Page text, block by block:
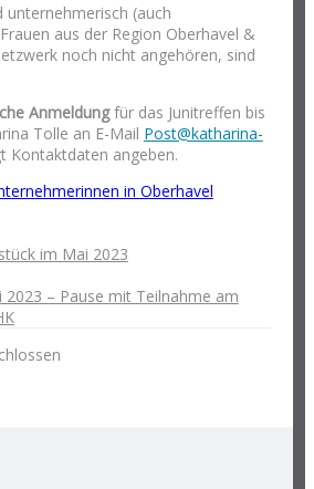
unternehmerisch (auch
aus der Region Oberhavel &
noch nicht angehören, sind
Anmeldungfür das Junitreffen bis
Tolle an E-Mail Post@katharina-
Kontaktdaten angeben.
in Oberhavel
im Mai 2023
2023 – Pause mit Teilnahme am